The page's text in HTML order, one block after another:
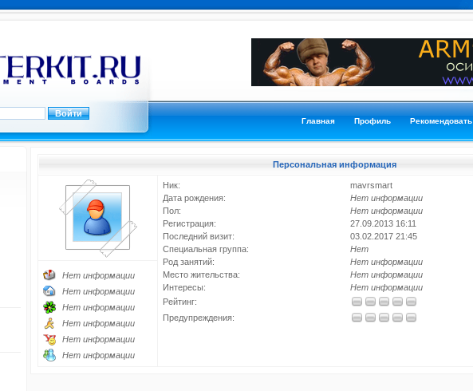
Главная Профиль Рекомендовать
Персональная информация
Ник:
mavrsmart
Дата рождения:
Нет информации
Пол:
Нет информации
Регистрация:
27.09.2013 16:11
Последний визит:
03.02.2017 21:45
Специальная группа:
Нет
Род занятий:
Нет информации
Место жительства:
Нет информации
Интересы:
Нет информации
Рейтинг:
Предупреждения:
Нет информации
Нет информации
Нет информации
Нет информации
Нет информации
Нет информации